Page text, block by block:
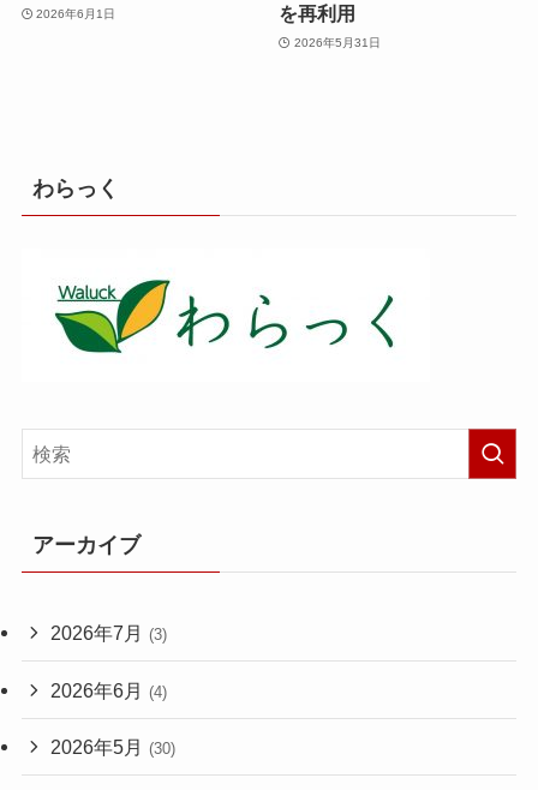
2026年6月1日
を再利用
2026年5月31日
わらっく
アーカイブ
2026年7月 (3)
2026年6月 (4)
2026年5月 (30)